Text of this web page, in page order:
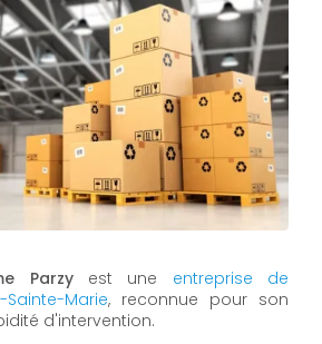
Parzyest une entreprise de
Marie, reconnue pour son
d'intervention.